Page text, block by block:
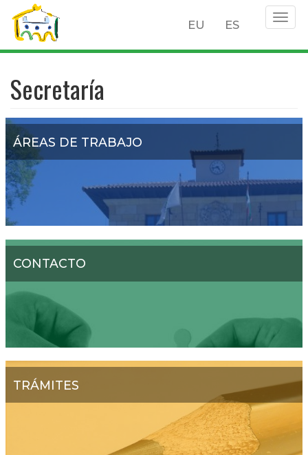
contenido
EU ES
Secretaría
ÁREAS DE TRABAJO
CONTACTO
TRÁMITES